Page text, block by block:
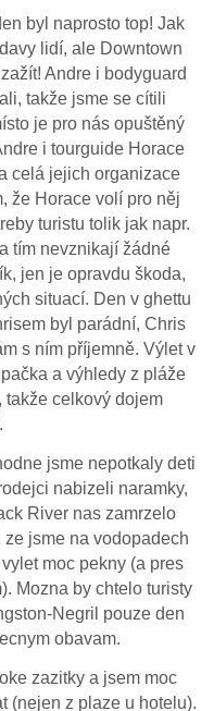
byl naprosto top! Jak
lidí, ale Downtown
Andre i bodyguard
takže jsme se cítili
je pro nás opuštěný
i tourguide Horace
celá jejich organizace
že Horace volí pro něj
turistu tolik jak napr.
tím nevznikají žádné
jen je opravdu škoda,
situací. Den v ghettu
byl parádní, Chris
s ním příjemně. Výlet v
a výhledy z pláže
takže celkový dojem
jsme nepotkaly deti
nabizeli naramky,
River nas zamrzelo
jsme na vodopadech
moc pekny (a pres
Mozna by chtelo turisty
Negril pouze den
obavam.
zazitky a jsem moc
(nejen z plaze u hotelu).